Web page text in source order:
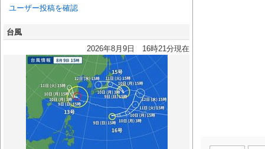
ユーザー投稿を確認
台風
2026年8月9日 16時21分現在